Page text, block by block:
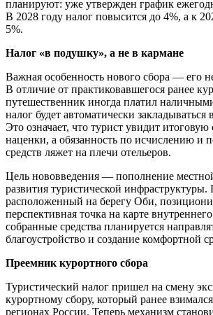
планируют: уже утвержден график
В 2028 году налог повысится до 4%, а к
5%.
Налог «в подушку», а не в кармане
Важная особенность нового сбора — его
В отличие от практиковавшегося ранее
путешественник иногда платил
налог будет автоматически закладываться
Это означает, что турист увидит
наценки, а обязанность по исчислению и
средств ляжет на плечи отельеров.
Цель нововведения — пополнение
развития туристической инфраструктуры.
расположенный на берегу Оби,
перспективная точка на карте
собранные средства планируется
благоустройство и создание комфортной
Преемник курортного сбора
Туристический налог пришел на смену
курортному сбору, который ранее
регионах России. Теперь механизм